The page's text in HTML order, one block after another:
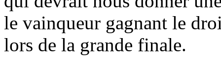
le vainqueur gagnant le
lors de la grande finale.